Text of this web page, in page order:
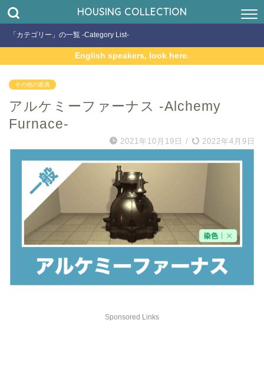
HOUSING COLLECTION
「カテゴリー」の一覧 -Category List-
English speakers, look here.
その他の家具
アルケミーファーナス -Alchemy
Furnace-
2021年10月19日 / 2022年4月9日
Sponsored Links